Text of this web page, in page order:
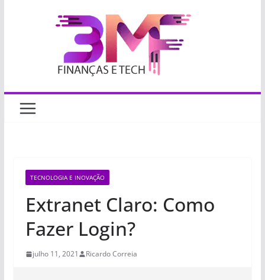
TECNOLOGIA E INOVAÇÃO
Extranet Claro: Como
Fazer Login?
julho 11, 2021 Ricardo Correia